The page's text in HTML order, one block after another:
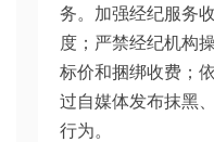
务。加强经纪服务
度；严禁经纪机构
标价和捆绑收费；
过自媒体发布抹黑
行为。